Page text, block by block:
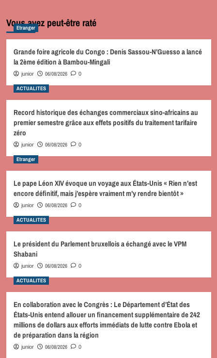
Vous avez peut-être raté
Etranger
Grande foire agricole du Congo : Denis Sassou-N’Guesso a lancé
la 2ème édition à Bambou-Mingali
junior 06/08/2026 0
ACTUALITES
Record historique des échanges commerciaux sino-africains au
premier semestre grâce aux effets positifs du traitement tarifaire
zéro
junior 06/08/2026 0
Etranger
Le pape Léon XIV évoque un voyage aux États-Unis « Rien n’est
encore définitif, mais j’espère vraiment m’y rendre bientôt »
junior 06/08/2026 0
ACTUALITES
Le président du Parlement bruxellois a échangé avec le VPM
Shabani
junior 06/08/2026 0
ACTUALITES
En collaboration avec le Congrès : Le Département d’État des
États-Unis entend allouer un financement supplémentaire de 242
millions de dollars aux efforts immédiats de lutte contre Ebola et
de préparation dans la région
junior 06/08/2026 0